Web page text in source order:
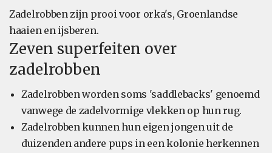
Zadelrobben zijn prooi voor orka's, Groenlandse
haaien en ijsberen.
Zeven superfeiten over
zadelrobben
Zadelrobben worden soms 'saddlebacks' genoemd
vanwege de zadelvormige vlekken op hun rug.
Zadelrobben kunnen hun eigen jongen uit de
duizenden andere pups in een kolonie herkennen